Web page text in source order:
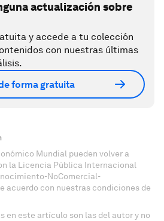
actualización sobre
y accede a tu colección
con nuestras últimas
forma gratuita
Mundial pueden volver a
la Licencia Pública Internacional
NoComercial-
acuerdo con nuestras condiciones de
en este artículo son las del autor y no